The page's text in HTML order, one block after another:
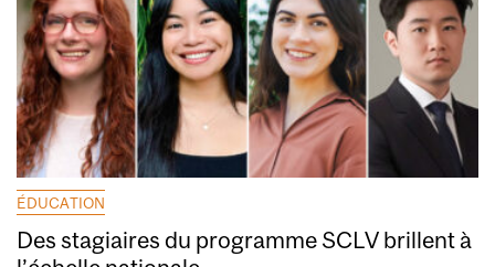
ÉDUCATION
Des stagiaires du programme SCLV brillent à